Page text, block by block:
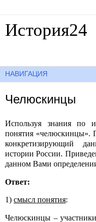
История24
Челюскинцы
Используя знания по
понятия «челюскинцы».
конкретизирующий
истории России.
данном Вами
Ответ:
1) смысл понятия:
Челюскинцы – участники